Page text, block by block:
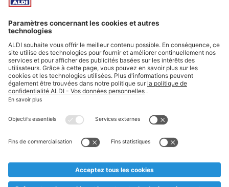
Infos essentielles
Suivez ALDI Belgique
Textes marqués d'un astérisque et mentions légales
* Nous vendons ces articles temporairement et jusqu'à
au cas où, malgré le planning bien étudié, nous serions
prématurément en rupture de stock. Prix Recupel et TVA incl.
** Sur ce site, l’utilisation de la forme masculine a été adoptée